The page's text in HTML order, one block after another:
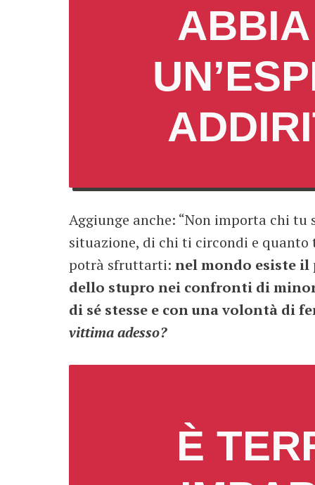
Aggiunge anche: “Non importa chi
situazione, di chi ti circondi e quanto
potrà sfruttarti: nel mondo esiste il
dello stupro nei confronti di
di sé stesse e con una volontà di
vittima adesso?
È